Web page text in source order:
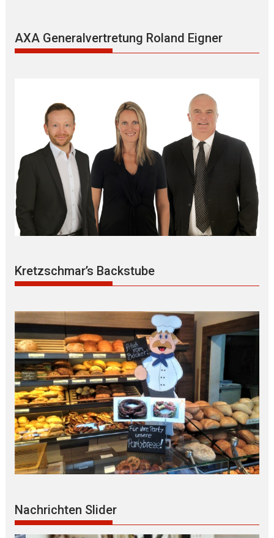
AXA Generalvertretung Roland Eigner
Kretzschmar’s Backstube
Nachrichten Slider